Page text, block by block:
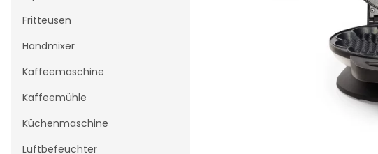
Fritteusen
Handmixer
Kaffeemaschine
Kaffeemühle
Küchenmaschine
Luftbefeuchter